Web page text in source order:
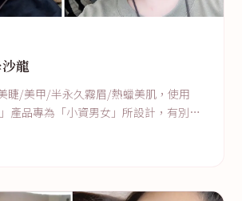
龍
睫/美甲/半永久霧眉/熱蠟美肌，使用
產品專為「小資男女」所設計，有別於